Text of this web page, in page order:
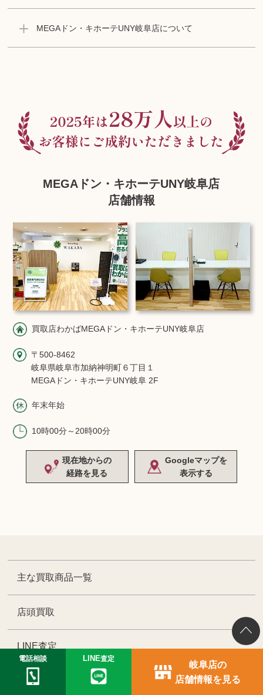
MEGAドン・キホーテUNY岐阜店について
MEGAドン・キホーテUNY岐阜店
店舗情報
買取店わかばMEGAドン・キホーテUNY岐阜店
〒500-8462
岐阜県岐阜市加納神明町６丁目１
MEGAドン・キホーテUNY岐阜 2F
年末年始
10時00分～20時00分
現在地からの
経路を見る
Googleマップを
表示する
主な買取商品一覧
店頭買取
LINE査定
出張買取
電話相談 LINE査定
岐阜店の
店舗情報を見る